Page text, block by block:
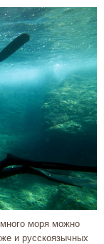
моря можно
и русскоязычных